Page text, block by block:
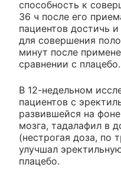
способность к
36 ч после его
пациентов достичь
для совершения
минут после
сравнении с плацебо.
В 12-недельном
пациентов с
развившейся на
мозга, тадалафил в
(нестрогая доза, по
улучшал
плацебо.